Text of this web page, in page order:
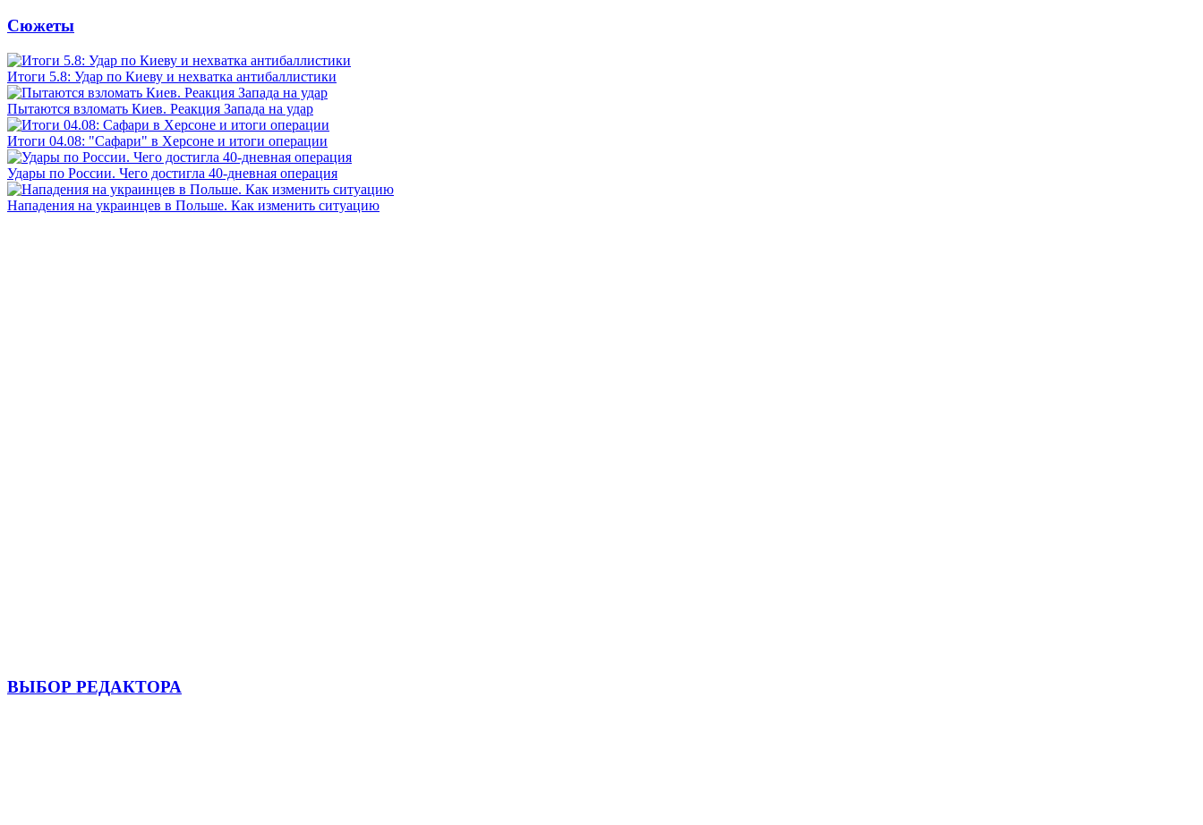
Сюжеты
Итоги 5.8: Удар по Киеву и нехватка антибаллистики
Пытаются взломать Киев. Реакция Запада на удар
Итоги 04.08: "Сафари" в Херсоне и итоги операции
Удары по России. Чего достигла 40-дневная операция
Нападения на украинцев в Польше. Как изменить ситуацию
ВЫБОР РЕДАКТОРА